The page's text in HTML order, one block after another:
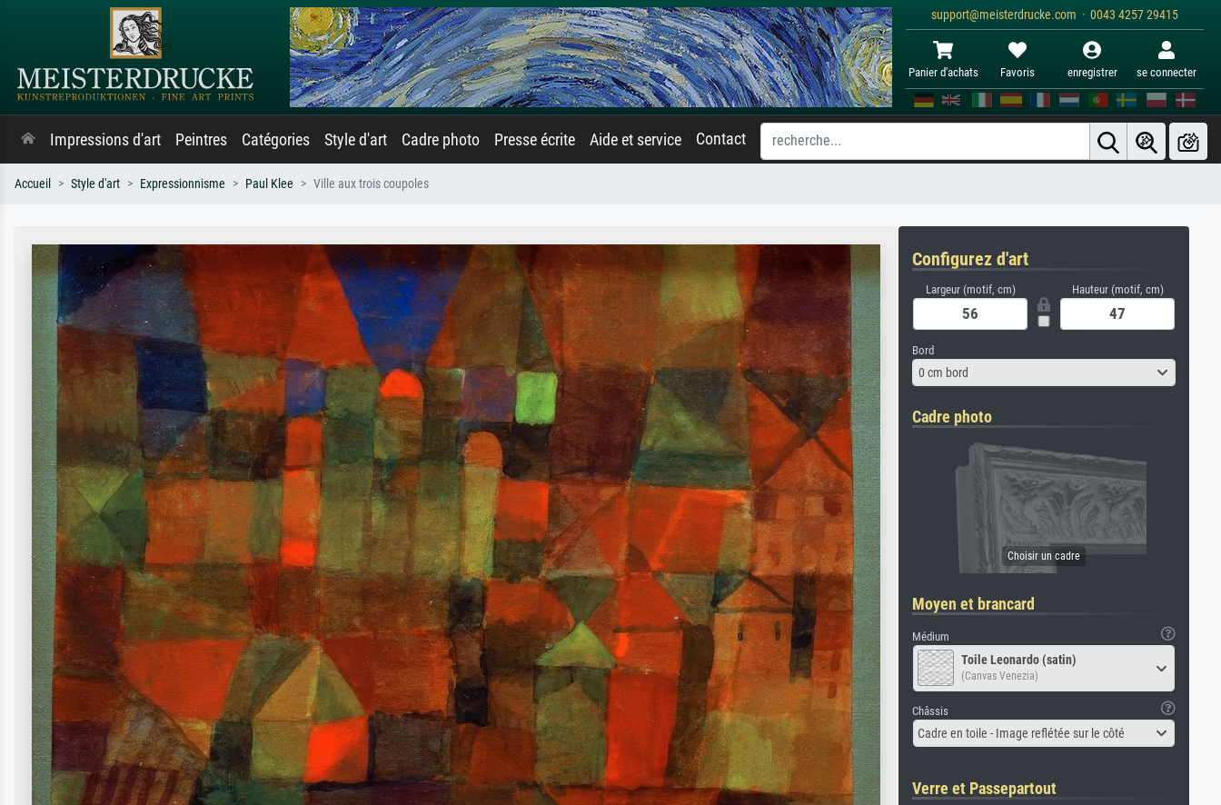
support@meisterdrucke.com · 0043 4257 29415
Panier d'achats Favoris enregistrer se connecter
Impressions d'art Peintres Catégories Style d'art Cadre photo Presse écrite Aide et service Contact
Accueil Style d'art Expressionnisme Paul Klee Ville aux trois coupoles
Configurez d'art
Largeur (motif, cm) Hauteur (motif, cm)
Bord
0 cm bord
Cadre photo
Moyen et brancard
Médium
Toile Leonardo (satin)
(Canvas Venezia)
Châssis
Cadre en toile - Image reflétée sur le côté
Verre et Passepartout